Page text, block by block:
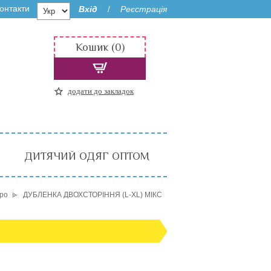
Вхід / Реєстрація
Кошик (0)
додати до закладок
ДИТЯЧИЙ ОДЯГ ОПТОМ
ДУБЛЕНКА ДВОХСТОРІННЯ (L-XL) МІКС